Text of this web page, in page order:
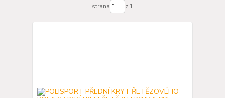
strana z 1